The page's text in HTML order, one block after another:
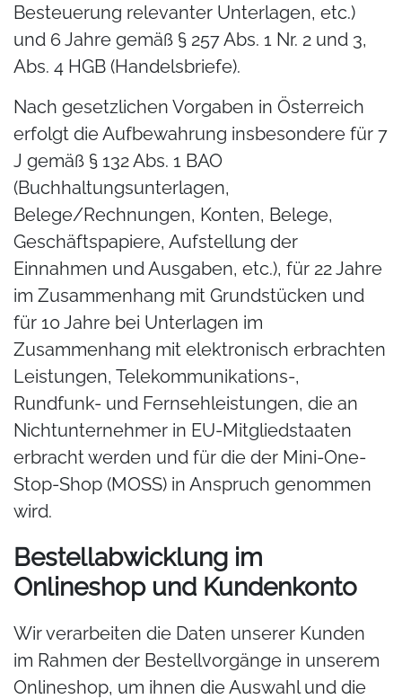
Besteuerung relevanter Unterlagen, etc.)
und 6 Jahre gemäß § 257 Abs. 1 Nr. 2 und 3,
Abs. 4 HGB (Handelsbriefe).
Nach gesetzlichen Vorgaben in Österreich
erfolgt die Aufbewahrung insbesondere für 7
J gemäß § 132 Abs. 1 BAO
(Buchhaltungsunterlagen,
Belege/Rechnungen, Konten, Belege,
Geschäftspapiere, Aufstellung der
Einnahmen und Ausgaben, etc.), für 22 Jahre
im Zusammenhang mit Grundstücken und
für 10 Jahre bei Unterlagen im
Zusammenhang mit elektronisch erbrachten
Leistungen, Telekommunikations-,
Rundfunk- und Fernsehleistungen, die an
Nichtunternehmer in EU-Mitgliedstaaten
erbracht werden und für die der Mini-One-
Stop-Shop (MOSS) in Anspruch genommen
wird.
Bestellabwicklung im
Onlineshop und Kundenkonto
Wir verarbeiten die Daten unserer Kunden
im Rahmen der Bestellvorgänge in unserem
Onlineshop, um ihnen die Auswahl und die